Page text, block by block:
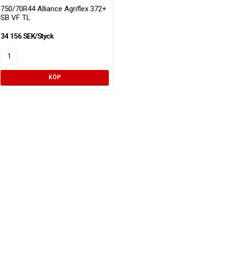
750/70R44 Alliance Agriflex 372+
SB VF TL
34 156 SEK/Styck
KÖP